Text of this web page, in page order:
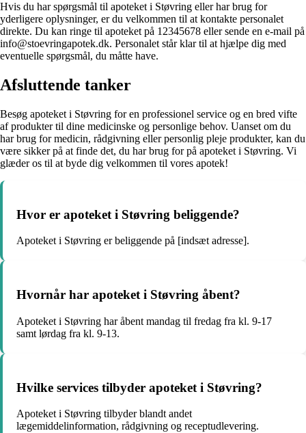
Hvis du har spørgsmål til apoteket i Støvring eller har brug for
yderligere oplysninger, er du velkommen til at kontakte personalet
direkte. Du kan ringe til apoteket på 12345678 eller sende en e-mail på
info@stoevringapotek.dk. Personalet står klar til at hjælpe dig med
eventuelle spørgsmål, du måtte have.
Afsluttende tanker
Besøg apoteket i Støvring for en professionel service og en bred vifte
af produkter til dine medicinske og personlige behov. Uanset om du
har brug for medicin, rådgivning eller personlig pleje produkter, kan du
være sikker på at finde det, du har brug for på apoteket i Støvring. Vi
glæder os til at byde dig velkommen til vores apotek!
Hvor er apoteket i Støvring beliggende?
Apoteket i Støvring er beliggende på [indsæt adresse].
Hvornår har apoteket i Støvring åbent?
Apoteket i Støvring har åbent mandag til fredag fra kl. 9-17
samt lørdag fra kl. 9-13.
Hvilke services tilbyder apoteket i Støvring?
Apoteket i Støvring tilbyder blandt andet
lægemiddelinformation, rådgivning og receptudlevering.